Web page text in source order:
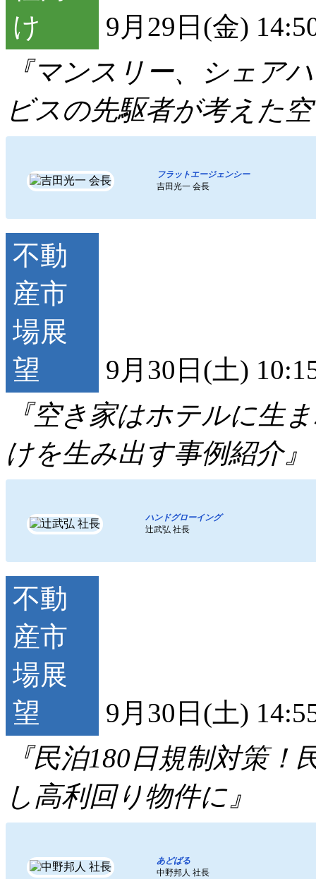
9月29日(金)
『マンスリー、シェア
ビスの先駆者が考えた
フラットエージェンシー
吉田光一 会長
9月30日(土)
『空き家はホテルに生
けを生み出す事例紹介』
ハンドグローイング
辻武弘 社長
9月30日(土)
『民泊180日規制対策
し高利回り物件に』
あどばる
中野邦人 社長